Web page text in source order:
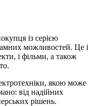
із серією
можливостей. Це і
і фільми, а також
якою може
від надійних
рішень.